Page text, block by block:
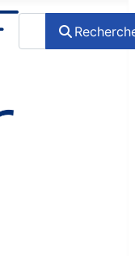
Rechercher